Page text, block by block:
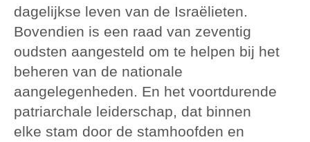
dagelijkse leven van de Israëlieten.
Bovendien is een raad van zeventig
oudsten aangesteld om te helpen bij het
beheren van de nationale
aangelegenheden. En het voortdurende
patriarchale leiderschap, dat binnen
elke stam door de stamhoofden en